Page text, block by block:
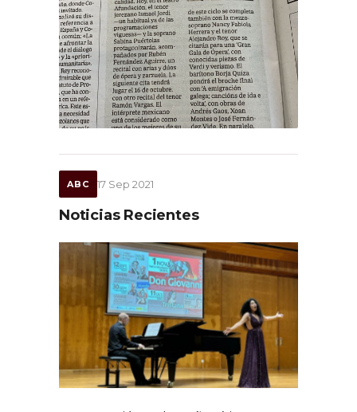
ABC 17 Sep 2021
Noticias Recientes